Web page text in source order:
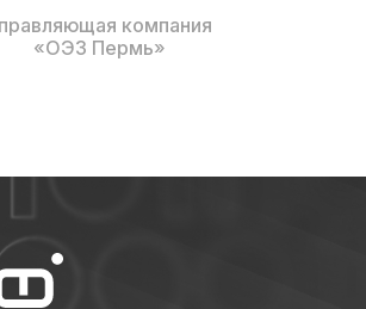
компания
«ОЭЗ Пермь»